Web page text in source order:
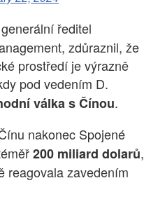
ředitel
zdůraznil, že
prostředí je výrazně
pod vedením D.
válka s Čínou.
nakonec Spojené
200 miliard dolarů,
reagovala zavedením